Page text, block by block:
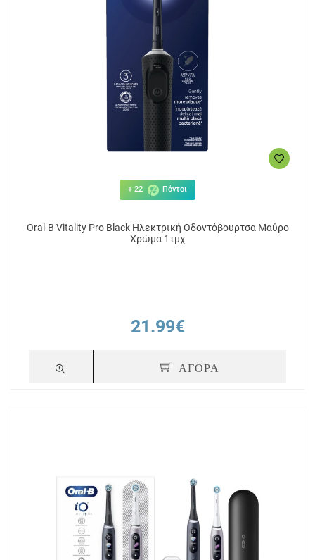
+ 22 Πόντοι
Oral-B Vitality Pro Black Ηλεκτρική Οδοντόβουρτσα Μαύρo
Χρώμα 1τμχ
21.99€
ΑΓΟΡΑ